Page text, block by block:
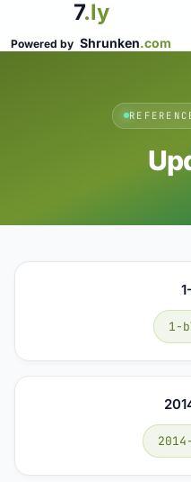
7.ly
Powered by Shrunken.com
1-